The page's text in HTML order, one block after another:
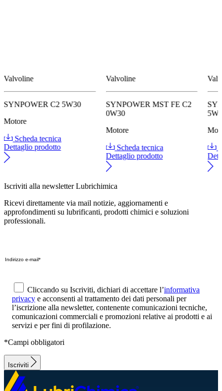
Valvoline
SYNPOWER C2 5W30
Motore
Scheda tecnica
Dettaglio prodotto
Valvoline
SYNPOWER MST FE C2
0W30
Motore
Scheda tecnica
Dettaglio prodotto
Iscriviti alla newsletter Lubrichimica
Ricevi direttamente via mail notizie, aggiornamenti e
approfondimenti su lubrificanti, prodotti chimici e soluzioni
professionali.
Cliccando su Iscriviti, dichiari di accettare l’informativa
privacy e acconsenti al trattamento dei dati personali per
l’iscrizione alla newsletter, contenente comunicazioni tecniche,
comunicazioni commerciali e promozioni relative ai prodotti e ai
servizi e per fini di profilazione.
*Campi obbligatori
Iscriviti